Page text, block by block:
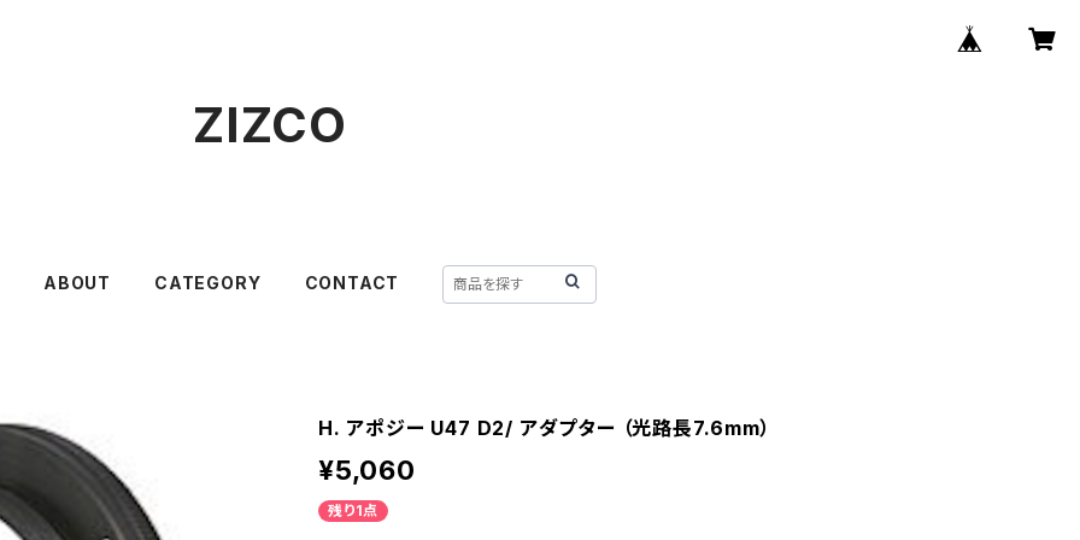
ZIZCO
ABOUT CATEGORY CONTACT
H. アポジー U47 D2/ アダプター （光路長7.6mm）
¥5,060
残り1点